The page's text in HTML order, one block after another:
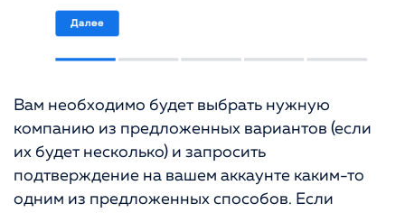
Вам необходимо будет выбрать нужную
компанию из предложенных вариантов (если
их будет несколько) и запросить
подтверждение на вашем аккаунте каким-то
одним из предложенных способов. Если